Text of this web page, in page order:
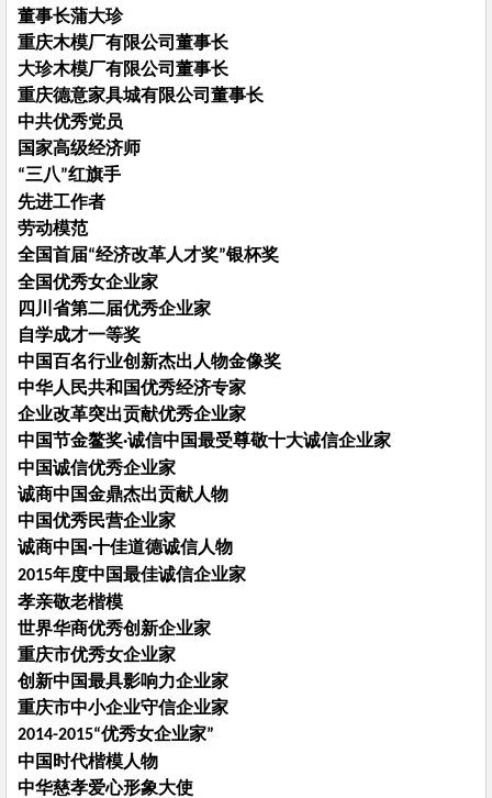
董事长蒲大珍
重庆木模厂有限公司董事长
大珍木模厂有限公司董事长
重庆德意家具城有限公司董事长
中共优秀党员
国家高级经济师
“三八”红旗手
先进工作者
劳动模范
全国首届“经济改革人才奖”银杯奖
全国优秀女企业家
四川省第二届优秀企业家
自学成才一等奖
中国百名行业创新杰出人物金像奖
中华人民共和国优秀经济专家
企业改革突出贡献优秀企业家
中国节金鳌奖·诚信中国最受尊敬十大诚信企业家
中国诚信优秀企业家
诚商中国金鼎杰出贡献人物
中国优秀民营企业家
诚商中国·十佳道德诚信人物
2015年度中国最佳诚信企业家
孝亲敬老楷模
世界华商优秀创新企业家
重庆市优秀女企业家
创新中国最具影响力企业家
重庆市中小企业守信企业家
2014-2015“优秀女企业家”
中国时代楷模人物
中华慈孝爱心形象大使